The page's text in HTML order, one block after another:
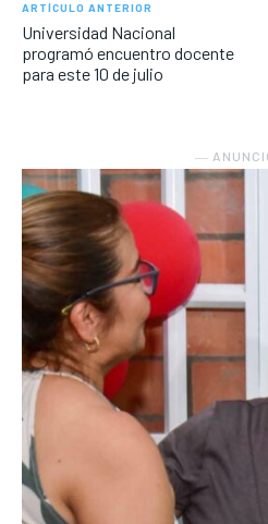
ARTÍCULO ANTERIOR
Universidad Nacional
programó encuentro docente
para este 10 de julio
―